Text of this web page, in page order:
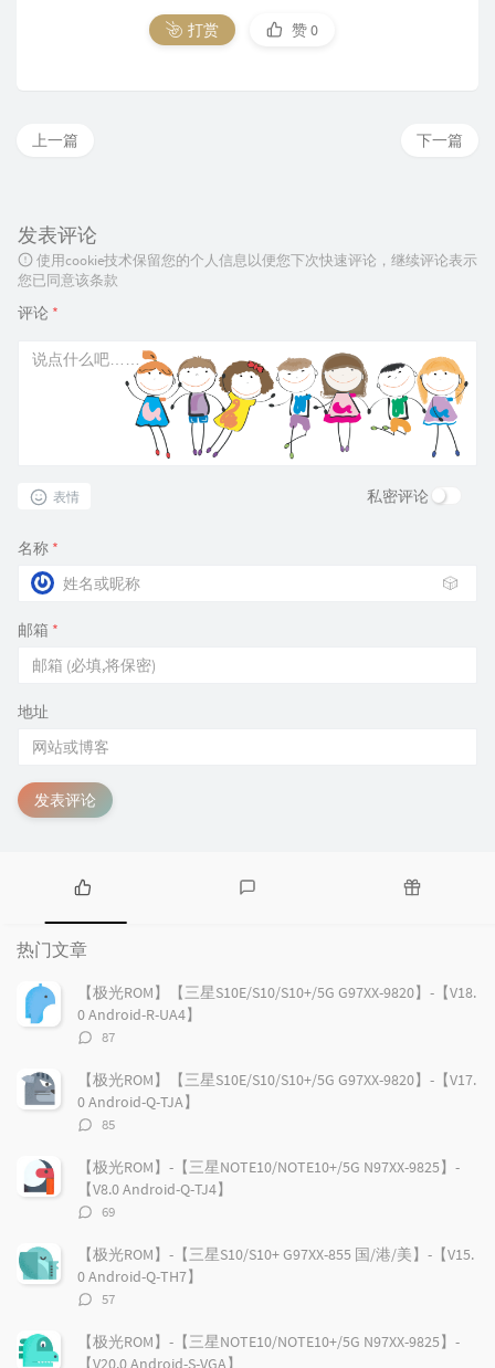
打赏 赞0
下一篇
上一篇
发表评论
使用cookie技术保留您的个人信息以便您下次快速评论，继续评论表示
您已同意该条款
评论 *
表情 私密评论
名称 *
🎲
邮箱 *
地址
发表评论
热
门
文
章
论
章
热门文章
【极光ROM】【三星S10E/S10/S10+/5G G97XX-9820】-【V18.
0 Android-R-UA4】
评
数：
87
【极光ROM】【三星S10E/S10/S10+/5G G97XX-9820】-【V17.
0 Android-Q-TJA】
评
数：
85
【极光ROM】-【三星NOTE10/NOTE10+/5G N97XX-9825】-
【V8.0 Android-Q-TJ4】
评
数：
69
【极光ROM】-【三星S10/S10+ G97XX-855 国/港/美】-【V15.
0 Android-Q-TH7】
评
数：
57
【极光ROM】-【三星NOTE10/NOTE10+/5G N97XX-9825】-
【V20.0 Android-S-VGA】